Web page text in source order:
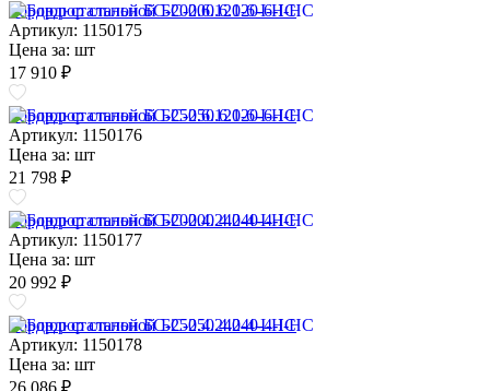
Бордюр стальной БС-200.6.120-6-I-НС
Артикул: 1150175
Цена за: шт
17 910 ₽
Бордюр стальной БС-250.6.120-6-I-НС
Артикул: 1150176
Цена за: шт
21 798 ₽
Бордюр стальной БС-200.4.240-4-I-НС
Артикул: 1150177
Цена за: шт
20 992 ₽
Бордюр стальной БС-250.4.240-4-I-НС
Артикул: 1150178
Цена за: шт